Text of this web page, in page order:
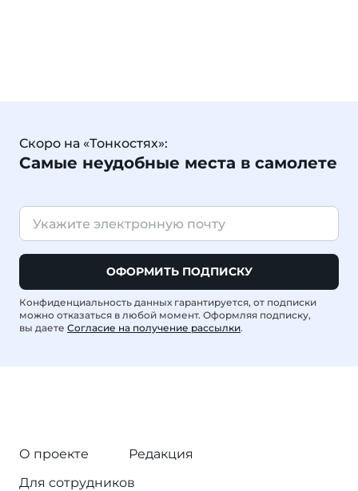
Скоро на «Тонкостях»:
Самые неудобные места в самолете
ОФОРМИТЬ ПОДПИСКУ
Конфиденциальность данных гарантируется, от подписки
можно отказаться в любой момент. Оформляя подписку,
вы даете Согласие на получение рассылки.
О проекте
Редакция
Для сотрудников